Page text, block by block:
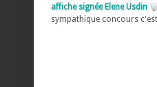
affiche signée Elene Usdin
sympathique concours